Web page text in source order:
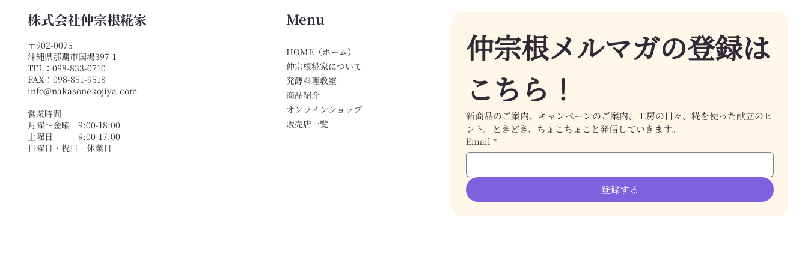
株式会社仲宗根糀家
〒902-0075
沖縄県那覇市国場397-1
TEL：098-833-0710
FAX：098-851-9518
info@nakasonekojiya.com
営業時間
月曜〜金曜 9:00-18:00
土曜日 9:00-17:00
​日曜日・祝日 休業日
Menu
HOME（ホーム）
仲宗根糀家について
発酵料理教室
商品紹介
オンラインショップ
販売店一覧
仲宗根メルマガの登録は
こちら！
新商品のご案内、キャンペーンのご案内、工房の日々、糀を使った献立のヒ
ント。ときどき、ちょこちょこと発信していきます。
Email *
登録する